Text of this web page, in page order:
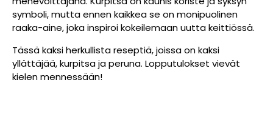
symboli, mutta ennen kaikkea se on monipuolinen
raaka-aine, joka inspiroi kokeilemaan uutta keittiössä.
Tässä kaksi herkullista reseptiä, joissa on kaksi
yllättäjää, kurpitsa ja peruna. Lopputulokset vievät
kielen mennessään!